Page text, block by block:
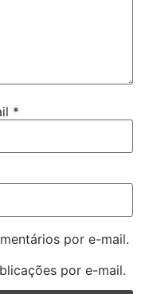
*
por e-mail.
por e-mail.